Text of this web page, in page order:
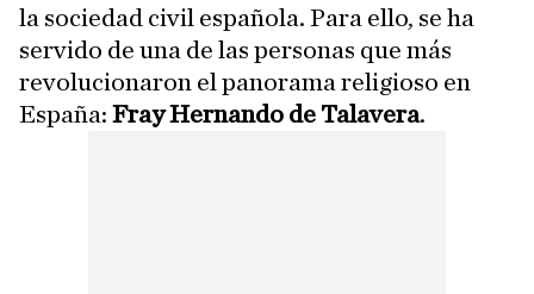
la sociedad civil española. Para ello, se ha
servido de una de las personas que más
revolucionaron el panorama religioso en
España: Fray Hernando de Talavera.